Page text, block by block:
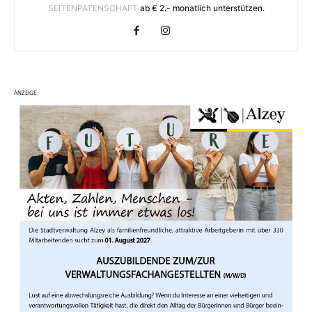
SEITENPATENSCHAFT ab € 2.- monatlich unterstützen.
ANZEIGE